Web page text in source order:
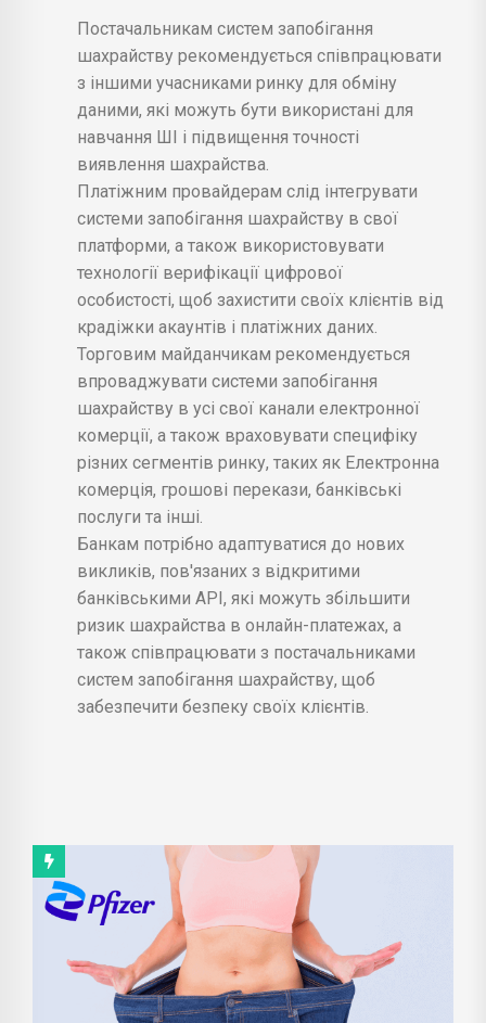
Постачальникам систем запобігання
шахрайству рекомендується співпрацювати
з іншими учасниками ринку для обміну
даними, які можуть бути використані для
навчання ШІ і підвищення точності
виявлення шахрайства.
Платіжним провайдерам слід інтегрувати
системи запобігання шахрайству в свої
платформи, а також використовувати
технології верифікації цифрової
особистості, щоб захистити своїх клієнтів від
крадіжки акаунтів і платіжних даних.
Торговим майданчикам рекомендується
впроваджувати системи запобігання
шахрайству в усі свої канали електронної
комерції, а також враховувати специфіку
різних сегментів ринку, таких як Електронна
комерція, грошові перекази, банківські
послуги та інші.
Банкам потрібно адаптуватися до нових
викликів, пов'язаних з відкритими
банківськими API, які можуть збільшити
ризик шахрайства в онлайн-платежах, а
також співпрацювати з постачальниками
систем запобігання шахрайству, щоб
забезпечити безпеку своїх клієнтів.